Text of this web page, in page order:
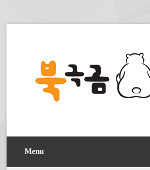
Menu